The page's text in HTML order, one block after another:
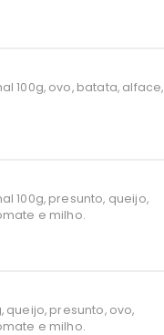
100g, ovo, batata, alface,
100g, presunto, queijo,
e milho.
queijo, presunto, ovo,
e milho.